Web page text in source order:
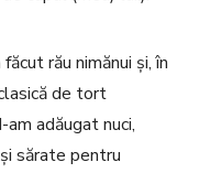
rău nimănui și, în
de tort
adăugat nuci,
sărate pentru